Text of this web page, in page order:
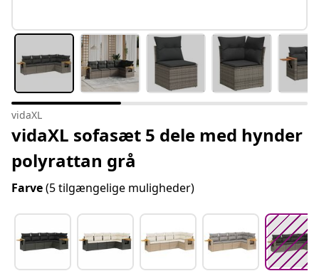
vidaXL
vidaXL sofasæt 5 dele med hynder
polyrattan grå
Farve(5 tilgængelige muligheder)